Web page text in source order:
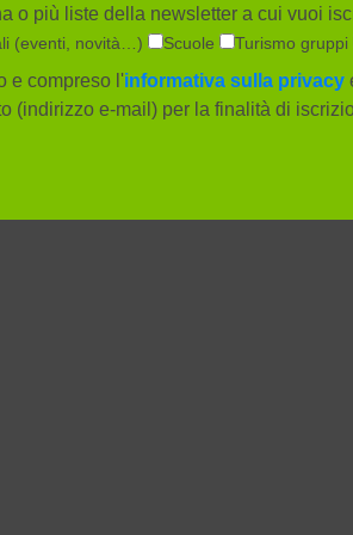
o più liste della newsletter a cui vuoi
(eventi, novità…) Scuole Turismo gruppi
e compreso l'informativa sulla privacy
(indirizzo e-mail) per la finalità di